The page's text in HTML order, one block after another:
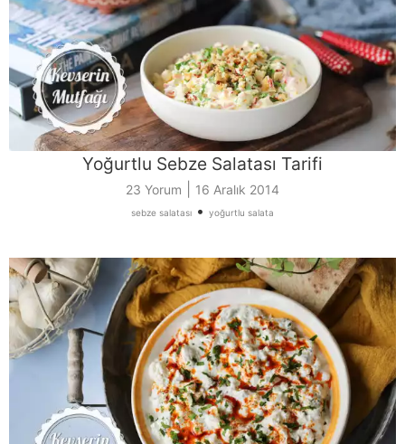
Yoğurtlu Sebze Salatası Tarifi
23 Yorum 16 Aralık 2014
sebze salatası • yoğurtlu salata